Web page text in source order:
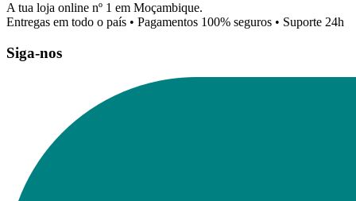
A tua loja online nº 1 em Moçambique.
Entregas em todo o país • Pagamentos 100% seguros • Suporte 24h
Siga-nos